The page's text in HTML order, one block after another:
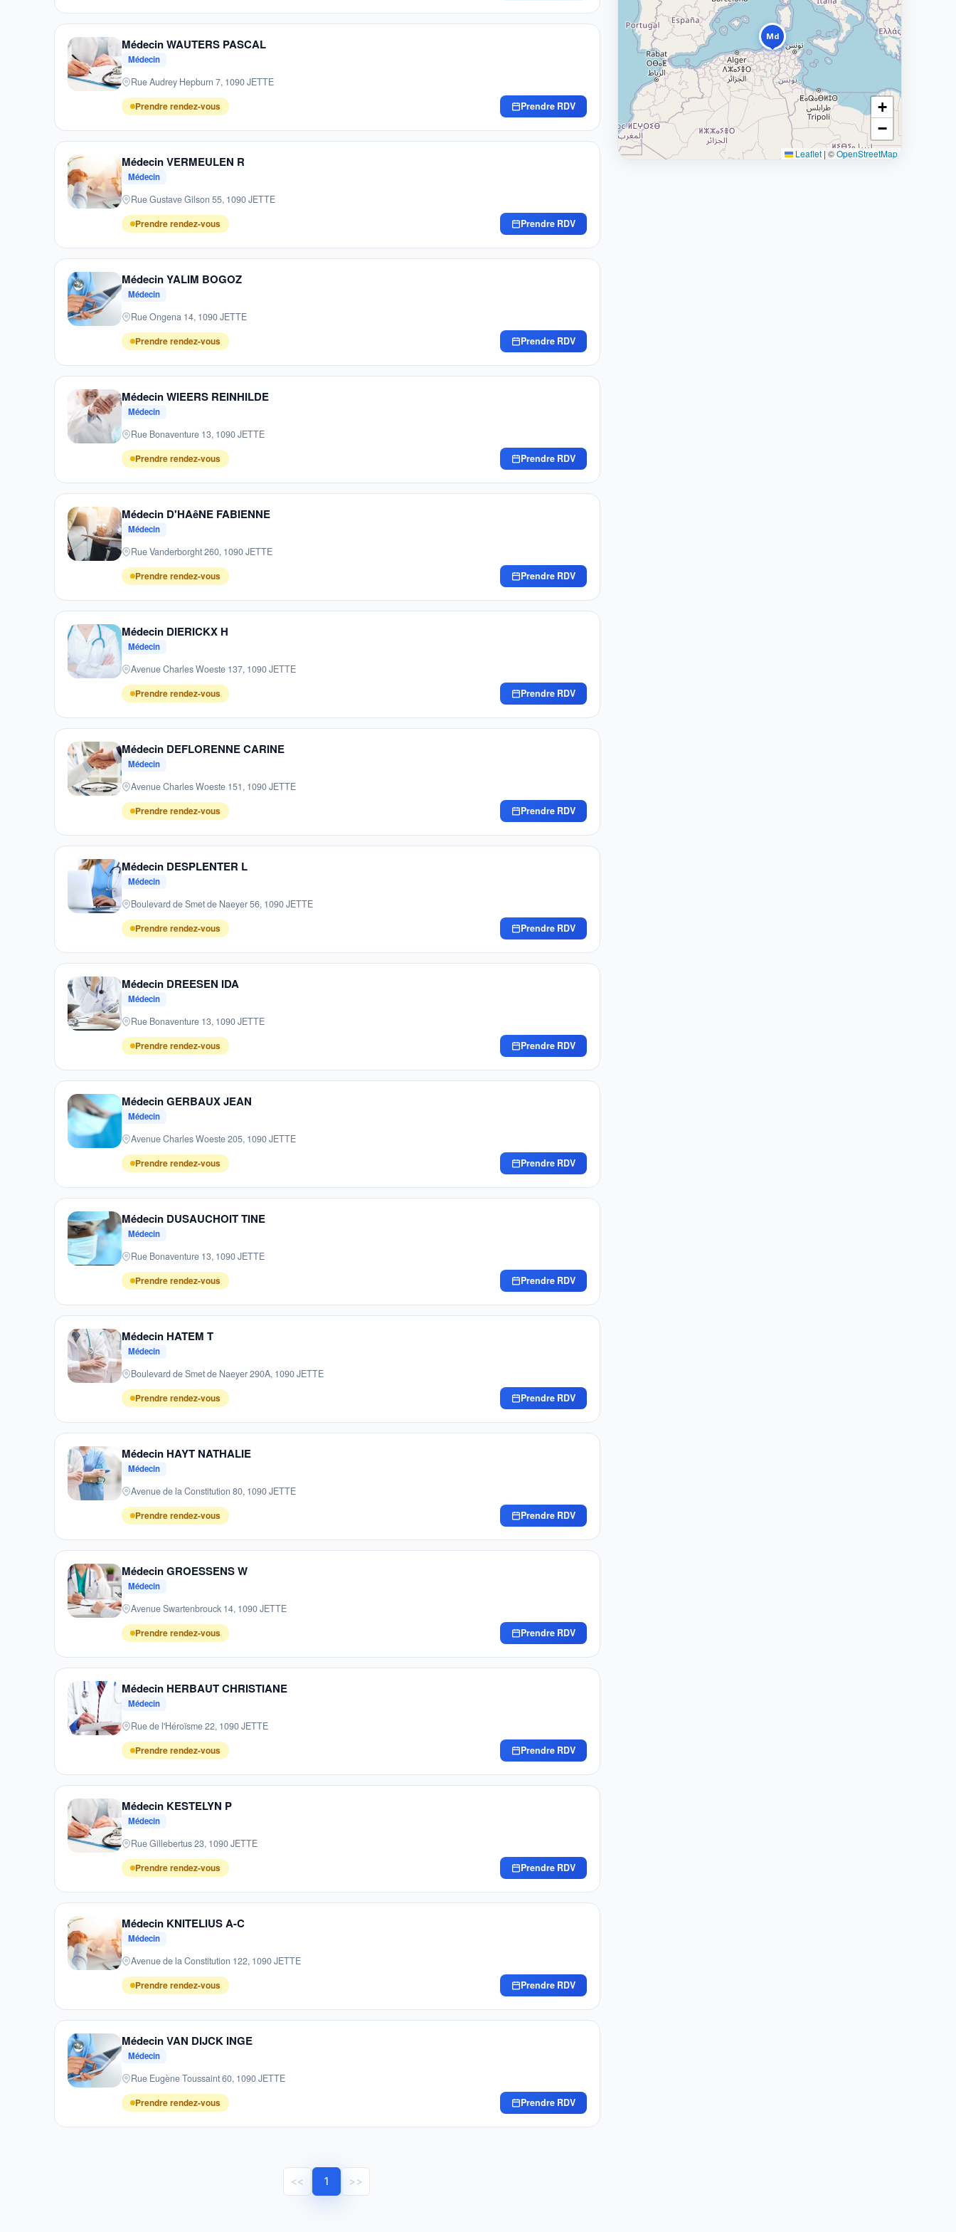
Médecin WAUTERS PASCAL
Médecin
Rue Audrey Hepburn 7, 1090 JETTE
Prendre rendez-vous
Prendre RDV
Médecin VERMEULEN R
Médecin
Rue Gustave Gilson 55, 1090 JETTE
Prendre rendez-vous
Prendre RDV
Médecin YALIM BOGOZ
Médecin
Rue Ongena 14, 1090 JETTE
Prendre rendez-vous
Prendre RDV
Médecin WIEERS REINHILDE
Médecin
Rue Bonaventure 13, 1090 JETTE
Prendre rendez-vous
Prendre RDV
Médecin D'HAêNE FABIENNE
Médecin
Rue Vanderborght 260, 1090 JETTE
Prendre rendez-vous
Prendre RDV
Médecin DIERICKX H
Médecin
Avenue Charles Woeste 137, 1090 JETTE
Prendre rendez-vous
Prendre RDV
Médecin DEFLORENNE CARINE
Médecin
Avenue Charles Woeste 151, 1090 JETTE
Prendre rendez-vous
Prendre RDV
Médecin DESPLENTER L
Médecin
Boulevard de Smet de Naeyer 56, 1090 JETTE
Prendre rendez-vous
Prendre RDV
Médecin DREESEN IDA
Médecin
Rue Bonaventure 13, 1090 JETTE
Prendre rendez-vous
Prendre RDV
Médecin GERBAUX JEAN
Médecin
Avenue Charles Woeste 205, 1090 JETTE
Prendre rendez-vous
Prendre RDV
Médecin DUSAUCHOIT TINE
Médecin
Rue Bonaventure 13, 1090 JETTE
Prendre rendez-vous
Prendre RDV
Médecin HATEM T
Médecin
Boulevard de Smet de Naeyer 290A, 1090 JETTE
Prendre rendez-vous
Prendre RDV
Médecin HAYT NATHALIE
Médecin
Avenue de la Constitution 80, 1090 JETTE
Prendre rendez-vous
Prendre RDV
Médecin GROESSENS W
Médecin
Avenue Swartenbrouck 14, 1090 JETTE
Prendre rendez-vous
Prendre RDV
Médecin HERBAUT CHRISTIANE
Médecin
Rue de l'Héroïsme 22, 1090 JETTE
Prendre rendez-vous
Prendre RDV
Médecin KESTELYN P
Médecin
Rue Gillebertus 23, 1090 JETTE
Prendre rendez-vous
Prendre RDV
Médecin KNITELIUS A-C
Médecin
Avenue de la Constitution 122, 1090 JETTE
Prendre rendez-vous
Prendre RDV
Médecin VAN DIJCK INGE
Médecin
Rue Eugène Toussaint 60, 1090 JETTE
Prendre rendez-vous
Prendre RDV
<< 1 >>
Md
+
−
Leaflet | ©OpenStreetMap